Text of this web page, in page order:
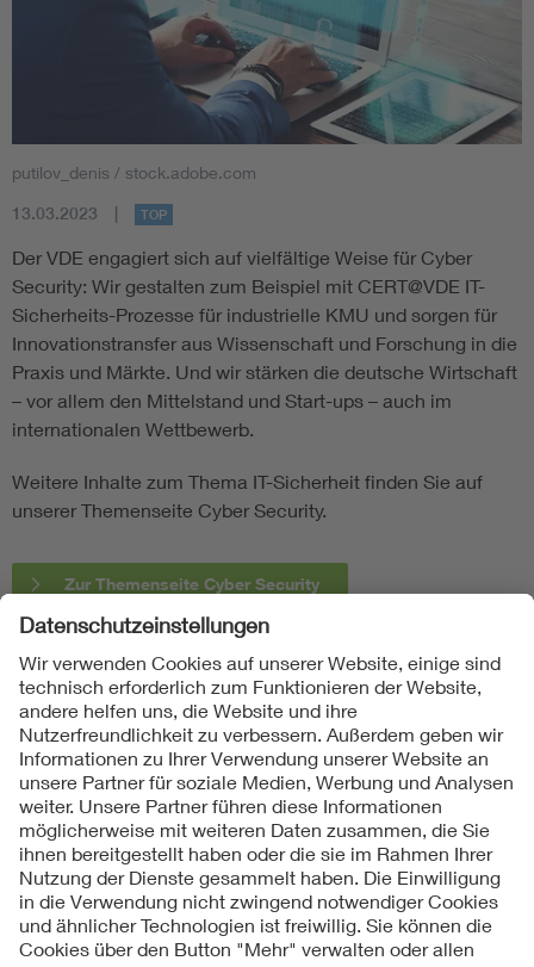
putilov_denis / stock.adobe.com
13.03.2023 TOP
Der VDE engagiert sich auf vielfältige Weise für Cyber
Security: Wir gestalten zum Beispiel mit CERT@VDE IT-
Sicherheits-Prozesse für industrielle KMU und sorgen für
Innovationstransfer aus Wissenschaft und Forschung in die
Praxis und Märkte. Und wir stärken die deutsche Wirtschaft
– vor allem den Mittelstand und Start-ups – auch im
internationalen Wettbewerb.
Weitere Inhalte zum Thema IT-Sicherheit finden Sie auf
unserer Themenseite Cyber Security.
Zur Themenseite Cyber Security
Folgen Sie uns
Kontakte
Service